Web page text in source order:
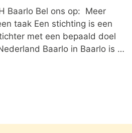
Baarlo Bel ons op: Meer
taak Een stichting is een
met een bepaald doel
Baarlo in Baarlo is …